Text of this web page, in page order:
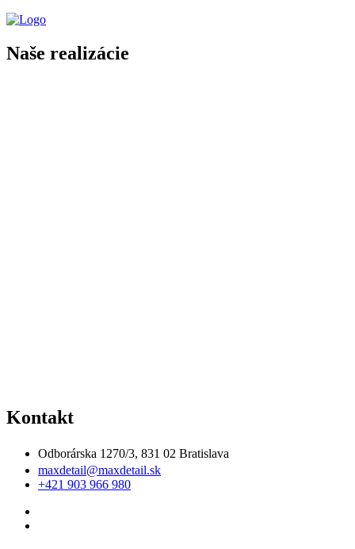
Naše realizácie
Kontakt
Odborárska 1270/3, 831 02 Bratislava
maxdetail@maxdetail.sk
+421 903 966 980